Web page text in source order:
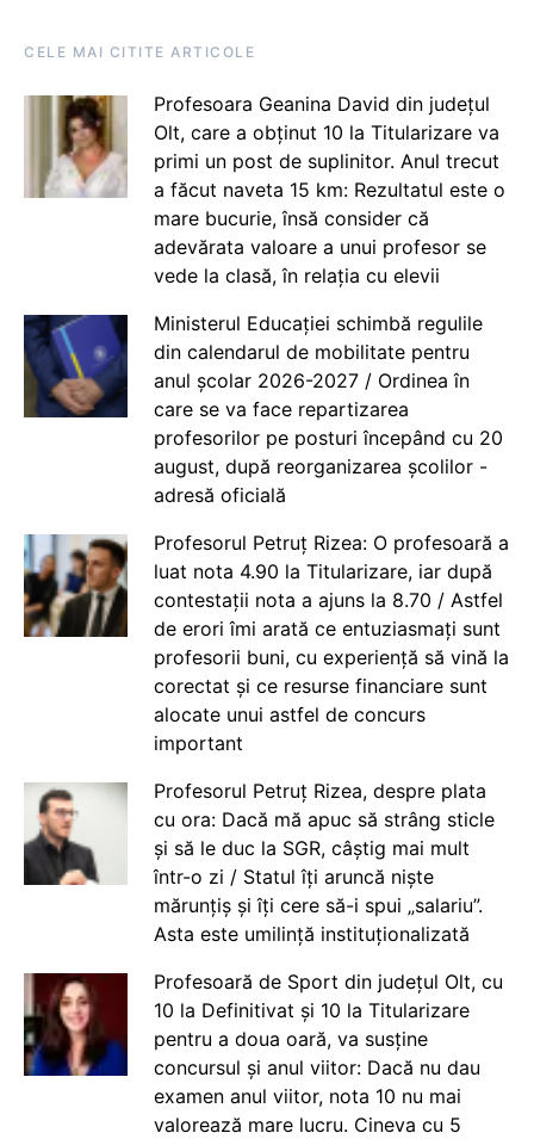
CELE MAI CITITE ARTICOLE
Profesoara Geanina David din județul
Olt, care a obținut 10 la Titularizare va
primi un post de suplinitor. Anul trecut
a făcut naveta 15 km: Rezultatul este o
mare bucurie, însă consider că
adevărata valoare a unui profesor se
vede la clasă, în relația cu elevii
Ministerul Educației schimbă regulile
din calendarul de mobilitate pentru
anul școlar 2026-2027 / Ordinea în
care se va face repartizarea
profesorilor pe posturi începând cu 20
august, după reorganizarea școlilor -
adresă oficială
Profesorul Petruț Rizea: O profesoară a
luat nota 4.90 la Titularizare, iar după
contestații nota a ajuns la 8.70 / Astfel
de erori îmi arată ce entuziasmați sunt
profesorii buni, cu experiență să vină la
corectat și ce resurse financiare sunt
alocate unui astfel de concurs
important
Profesorul Petruț Rizea, despre plata
cu ora: Dacă mă apuc să strâng sticle
și să le duc la SGR, câștig mai mult
într-o zi / Statul îți aruncă niște
mărunțiș și îți cere să-i spui „salariu”.
Asta este umilință instituționalizată
Profesoară de Sport din județul Olt, cu
10 la Definitivat și 10 la Titularizare
pentru a doua oară, va susține
concursul și anul viitor: Dacă nu dau
examen anul viitor, nota 10 nu mai
valorează mare lucru. Cineva cu 5